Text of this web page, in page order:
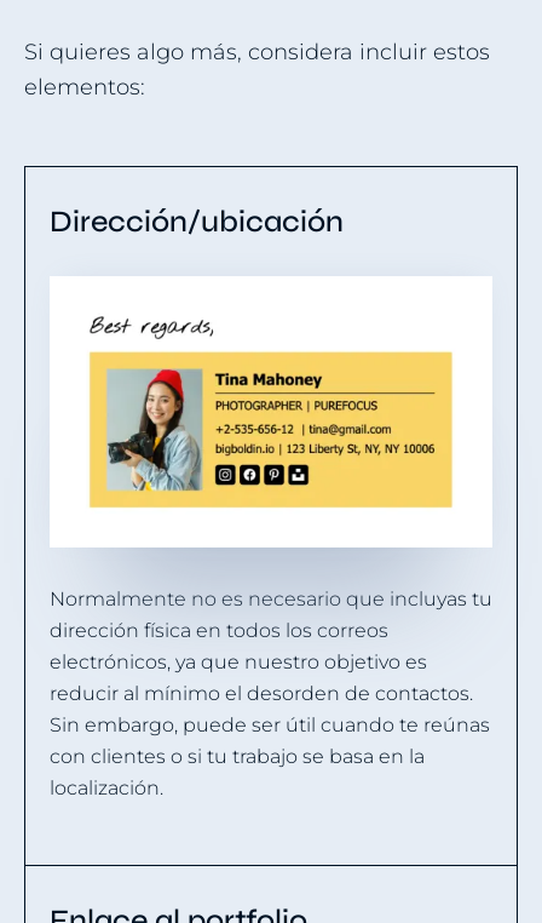
Si quieres algo más, considera incluir estos
elementos:
Dirección/ubicación
Normalmente no es necesario que incluyas tu
dirección física en todos los correos
electrónicos, ya que nuestro objetivo es
reducir al mínimo el desorden de contactos.
Sin embargo, puede ser útil cuando te reúnas
con clientes o si tu trabajo se basa en la
localización.